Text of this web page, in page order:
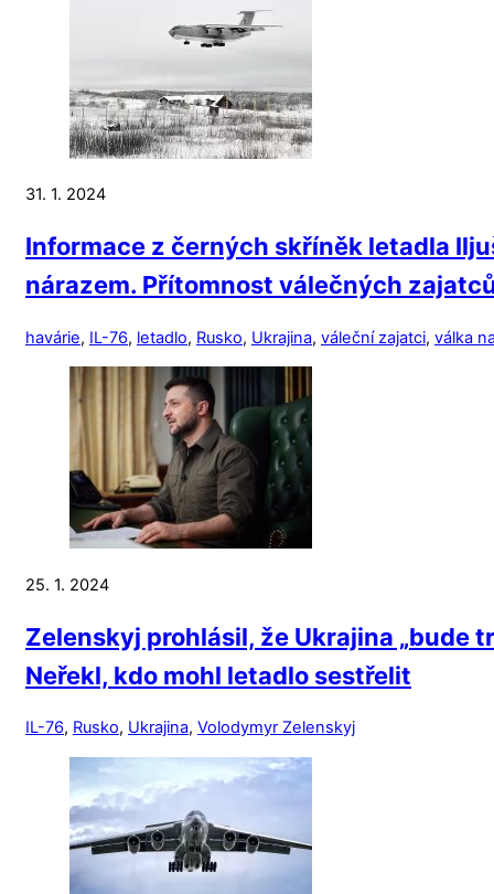
31. 1. 2024
Informace z černých skříněk letadla
nárazem. Přítomnost válečných
havárie, IL-76, letadlo, Rusko, Ukrajina, váleční zajatci, válka
25. 1. 2024
Zelenskyj prohlásil, že Ukrajina „bude
Neřekl, kdo mohl letadlo sestřelit
IL-76, Rusko, Ukrajina, Volodymyr Zelenskyj